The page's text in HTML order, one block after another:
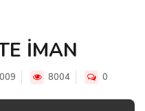
İMAN
8004 0